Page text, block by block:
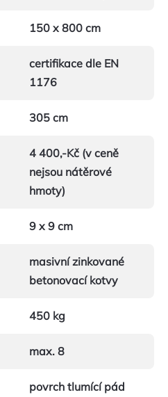
150 x 800 cm
certifikace dle EN
1176
305 cm
4 400,-Kč (v ceně
nejsou nátěrové
hmoty)
9 x 9 cm
masivní zinkované
betonovací kotvy
450 kg
max. 8
povrch tlumící pád